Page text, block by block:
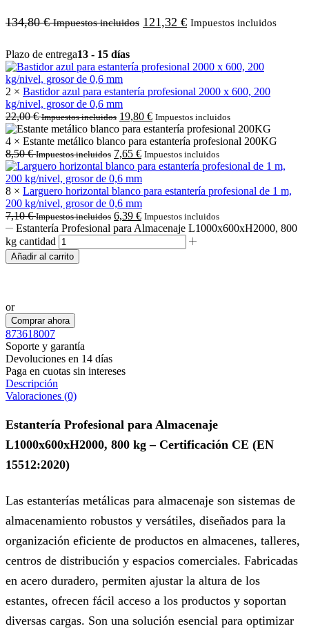
134,80€ Impuestos incluidos 121,32 € Impuestos incluidos
Plazo de entrega13 - 15 días
2 × Bastidor azul para estantería profesional 2000 x 600, 200
kg/nivel, grosor de 0,6 mm
22,00€ Impuestos incluidos 19,80 € Impuestos incluidos
4 × Estante metálico blanco para estantería profesional 200KG
8,50€ Impuestos incluidos 7,65 € Impuestos incluidos
8 × Larguero horizontal blanco para estantería profesional de 1 m,
200 kg/nivel, grosor de 0,6 mm
7,10€ Impuestos incluidos 6,39 € Impuestos incluidos
Estantería Profesional para Almacenaje L1000x600xH2000, 800
kg cantidad
Añadir al carrito
or
Comprar ahora
873618007
Soporte y garantía
Devoluciones en 14 días
Paga en cuotas sin intereses
Descripción
Valoraciones (0)
Estantería Profesional para Almacenaje
L1000x600xH2000, 800 kg – Certificación CE (EN
15512:2020)
Las estanterías metálicas para almacenaje son sistemas de
almacenamiento robustos y versátiles, diseñados para la
organización eficiente de productos en almacenes, talleres,
centros de distribución y espacios comerciales. Fabricadas
en acero duradero, permiten ajustar la altura de los
estantes, ofrecen fácil acceso a los productos y soportan
diversas cargas. Son una solución esencial para optimizar